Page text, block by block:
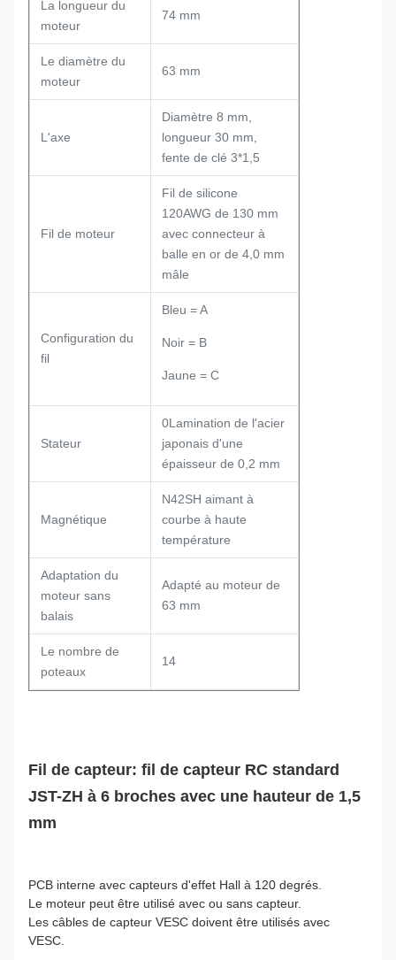
La longueur du
moteur
74 mm
Le diamètre du
moteur
63 mm
L'axe
Diamètre 8 mm,
longueur 30 mm,
fente de clé 3*1,5
Fil de moteur
Fil de silicone
120AWG de 130 mm
avec connecteur à
balle en or de 4,0 mm
mâle
Configuration du
fil
Bleu = A
Noir = B
Jaune = C
Stateur
0Lamination de l'acier
japonais d'une
épaisseur de 0,2 mm
Magnétique
N42SH aimant à
courbe à haute
température
Adaptation du
moteur sans
balais
Adapté au moteur de
63 mm
Le nombre de
poteaux
14
Fil de capteur: fil de capteur RC standard
JST-ZH à 6 broches avec une hauteur de 1,5
mm
PCB interne avec capteurs d'effet Hall à 120 degrés.
Le moteur peut être utilisé avec ou sans capteur.
Les câbles de capteur VESC doivent être utilisés avec
VESC.